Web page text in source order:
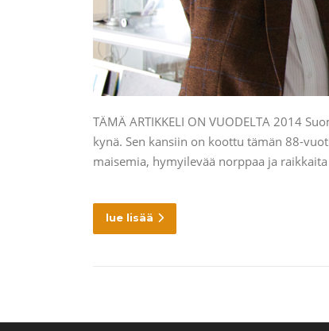
TÄMÄ ARTIKKELI ON VUODELTA 2014
kynä. Sen kansiin on koottu tämän 88-
maisemia, hymyilevää norppaa ja
lue lisää